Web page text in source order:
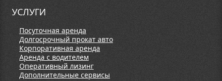
УСЛУГИ
Посуточная аренда
Долгосрочный прокат авто
Корпоративная аренда
Аренда с водителем
Оперативный лизинг
Дополнительные сервисы